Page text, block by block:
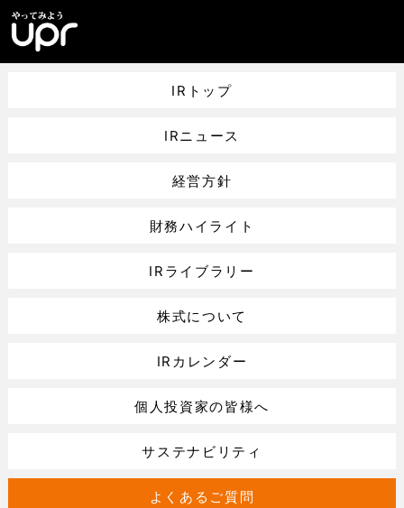
IRトップ
IRニュース
経営方針
財務ハイライト
IRライブラリー
株式について
IRカレンダー
個人投資家の皆様へ
サステナビリティ
よくあるご質問